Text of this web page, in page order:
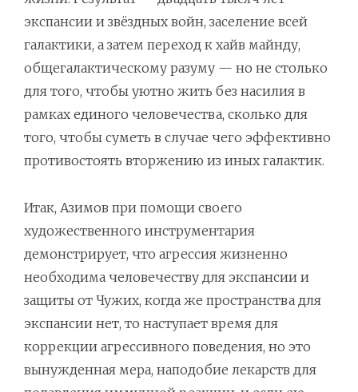
экспансии и звёздных войн, заселение всей
галактики, а затем переход к хайв майнду,
общегалактическому разуму — но не столько
для того, чтобы уютно жить без насилия в
рамках единого человечества, сколько для
того, чтобы суметь в случае чего эффективно
противостоять вторжению из иных галактик.
Итак, Азимов при помощи своего
художественного инструментария
демонстрирует, что агрессия жизненно
необходима человечеству для экспансии и
защиты от Чужих, когда же пространства для
экспансии нет, то наступает время для
коррекции агрессивного поведения, но это
вынужденная мера, наподобие лекарств для